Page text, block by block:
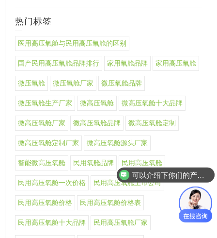
热门标签
医用高压氧舱与民用高压氧舱的区别
国产民用高压氧舱品牌排行 家用氧舱品牌 家用高压氧舱
微压氧舱 微压氧舱厂家 微压氧舱品牌
微压氧舱生产厂家 微高压氧舱 微高压氧舱十大品牌
微高压氧舱厂家 微高压氧舱品牌 微高压氧舱定制
微高压氧舱定制厂家 微高压氧舱源头厂家
智能微高压氧舱 民用氧舱品牌 民用高压氧舱
民用高压氧舱一次价格 民用高压氧舱上市公司
民用高压氧舱价格 民用高压氧舱价格表
民用高压氧舱十大品牌 民用高压氧舱厂家
可以介绍下你们的产品么